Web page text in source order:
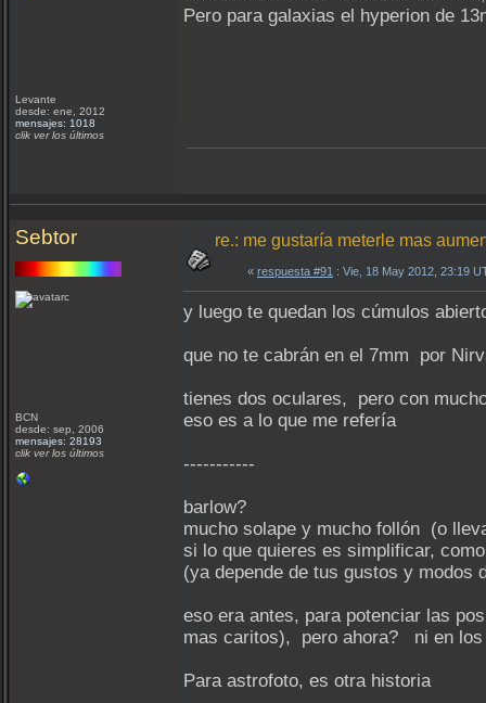
Levante
desde: ene, 2012
mensajes: 1018
clik ver los últimos
Pero para galaxias el hyperion de
Sebtor
BCN
desde: sep, 2006
mensajes: 28193
clik ver los últimos
re.: me gustaría meterle mas
« respuesta #91 : Vie, 18 May 2012, 23:19
y luego te quedan los cúmulos
que no te cabrán en el 7mm por
tienes dos oculares, pero con
eso es a lo que me refería
-----------
barlow?
mucho solape y mucho follón (o
si lo que quieres es simplificar,
(ya depende de tus gustos y
eso era antes, para potenciar las
mas caritos), pero ahora? ni en los
Para astrofoto, es otra historia